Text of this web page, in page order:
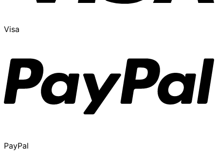
Visa
PayPal